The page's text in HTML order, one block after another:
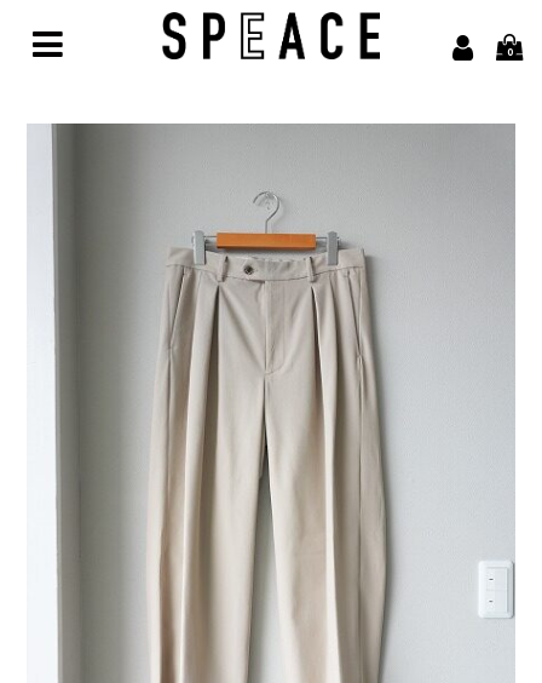
0
Arbor【アルボル】
asics【アシックス】
awasa【アワサ】
BARAILLE＆GARMENTS【バライルアンドガーメンツ】
凹凸bocodeco【ボコデコ 】
COMESANDGOES【カムズアンドゴーズ】
crepuscule【クレプスキュール】